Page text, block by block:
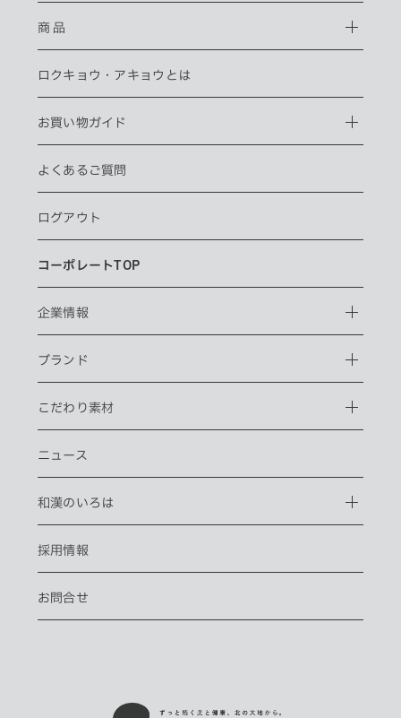
商 品
ロクキョウ・ アキョウとは
お買い物ガイド
よくあるご質問
ログアウト
コーポレートTOP
企業情報
ブランド
こだわり素材
ニュース
和漢のいろは
採用情報
お問合せ